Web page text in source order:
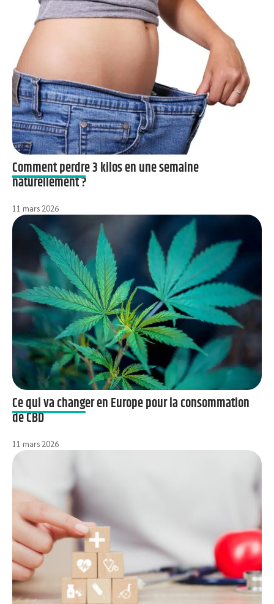
Comment perdre 3 kilos en une semaine
naturellement ?
11 mars 2026
Ce qui va changer en Europe pour la consommation
de CBD
11 mars 2026